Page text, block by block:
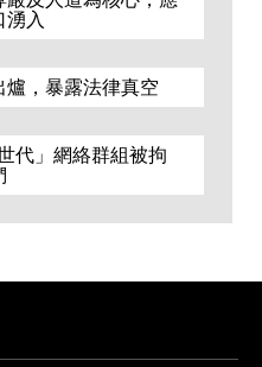
湧入
，暴露法律真空
代」網絡群組被拘